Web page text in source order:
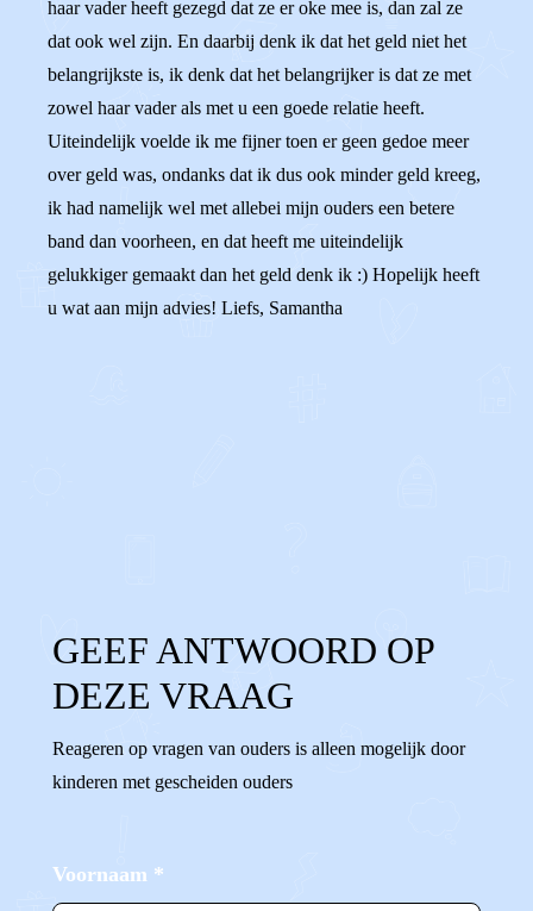
haar vader heeft gezegd dat ze er oke mee is, dan zal ze
dat ook wel zijn. En daarbij denk ik dat het geld niet het
belangrijkste is, ik denk dat het belangrijker is dat ze met
zowel haar vader als met u een goede relatie heeft.
Uiteindelijk voelde ik me fijner toen er geen gedoe meer
over geld was, ondanks dat ik dus ook minder geld kreeg,
ik had namelijk wel met allebei mijn ouders een betere
band dan voorheen, en dat heeft me uiteindelijk
gelukkiger gemaakt dan het geld denk ik :) Hopelijk heeft
u wat aan mijn advies! Liefs, Samantha
GEEF ANTWOORD OP
DEZE VRAAG
Reageren op vragen van ouders is alleen mogelijk door
kinderen met gescheiden ouders
Voornaam *